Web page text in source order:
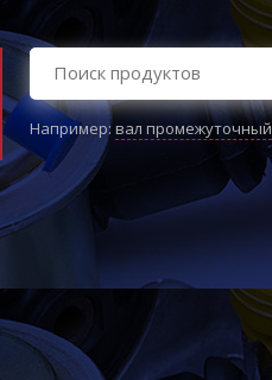
Например:вал промежуточный